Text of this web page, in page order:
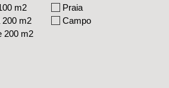
m2
200 m2
200 m2
Praia
Campo